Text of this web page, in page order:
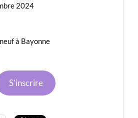
2024
à Bayonne
S’inscrire